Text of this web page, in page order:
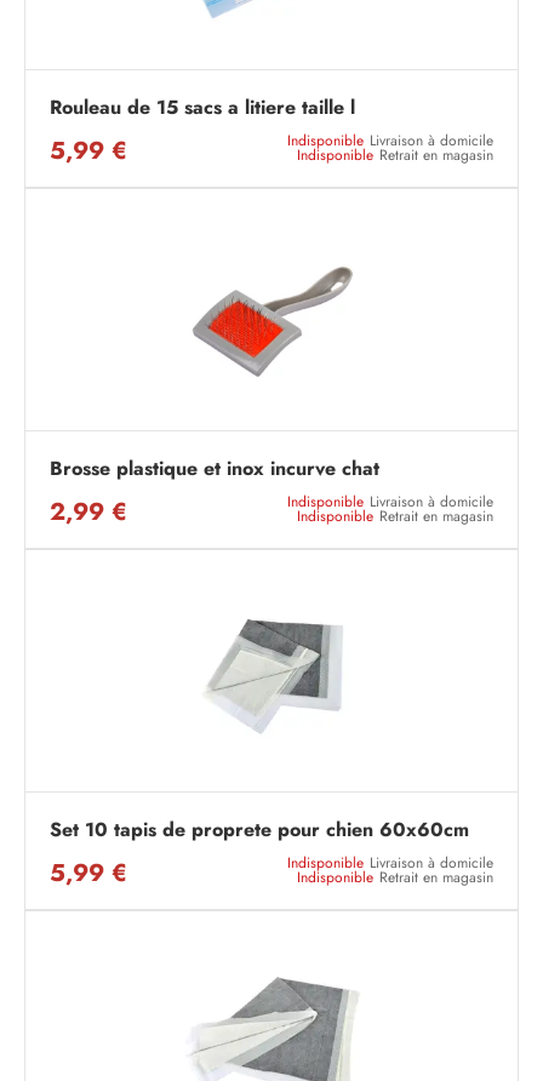
Rouleau de 15 sacs a litiere taille l
5,99 € Indisponible Livraison à domicile
Indisponible Retrait en magasin
Brosse plastique et inox incurve chat
2,99 € Indisponible Livraison à domicile
Indisponible Retrait en magasin
Set 10 tapis de proprete pour chien 60x60cm
5,99 € Indisponible Livraison à domicile
Indisponible Retrait en magasin